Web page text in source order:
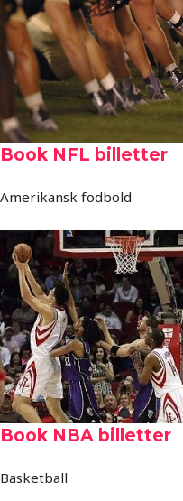
Book NFL billetter
Amerikansk fodbold
Book NBA billetter
Basketball